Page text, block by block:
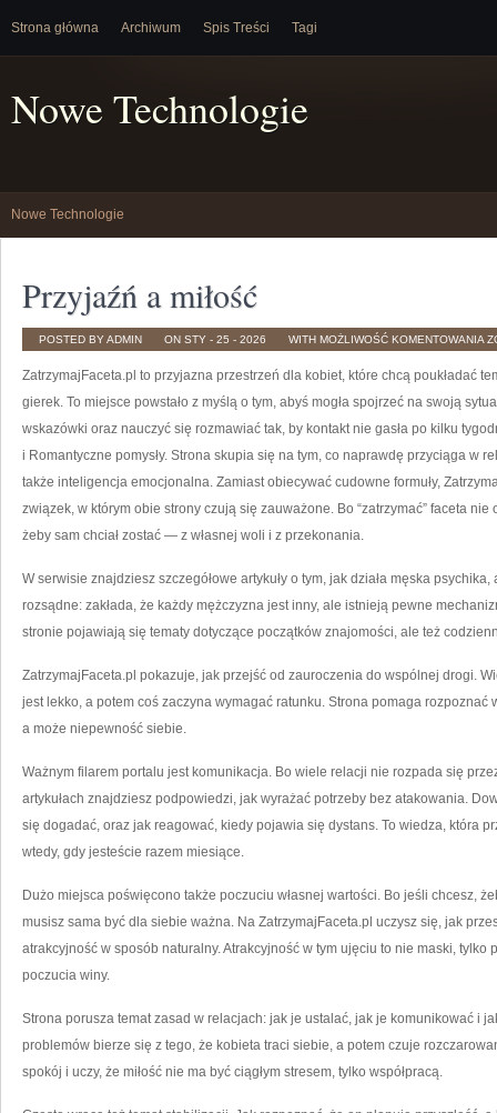
Strona główna Archiwum Spis Treści Tagi
Nowe Technologie
Nowe Technologie
Przyjaźń a miłość
POSTED BY ADMIN ON STY - 25 - 2026 WITH MOŻLIWOŚĆ KOMENTOWANIA
A
ZatrzymajFaceta.pl to przyjazna przestrzeń dla kobiet, które chcą poukładać
gierek. To miejsce powstało z myślą o tym, abyś mogła spojrzeć na swoją
wskazówki oraz nauczyć się rozmawiać tak, by kontakt nie gasła po kilku
i Romantyczne pomysły. Strona skupia się na tym, co naprawdę przyciąga w
także inteligencja emocjonalna. Zamiast obiecywać cudowne formuły,
związek, w którym obie strony czują się zauważone. Bo “zatrzymać” faceta
żeby sam chciał zostać — z własnej woli i z przekonania.
W serwisie znajdziesz szczegółowe artykuły o tym, jak działa męska
rozsądne: zakłada, że każdy mężczyzna jest inny, ale istnieją pewne
stronie pojawiają się tematy dotyczące początków znajomości, ale też
ZatrzymajFaceta.pl pokazuje, jak przejść od zauroczenia do wspólnej drogi.
jest lekko, a potem coś zaczyna wymagać ratunku. Strona pomaga
a może niepewność siebie.
Ważnym filarem portalu jest komunikacja. Bo wiele relacji nie rozpada się
artykułach znajdziesz podpowiedzi, jak wyrażać potrzeby bez atakowania.
się dogadać, oraz jak reagować, kiedy pojawia się dystans. To wiedza, która
wtedy, gdy jesteście razem miesiące.
Dużo miejsca poświęcono także poczuciu własnej wartości. Bo jeśli chcesz,
musisz sama być dla siebie ważna. Na ZatrzymajFaceta.pl uczysz się, jak
atrakcyjność w sposób naturalny. Atrakcyjność w tym ujęciu to nie maski,
poczucia winy.
Strona porusza temat zasad w relacjach: jak je ustalać, jak je komunikować i
problemów bierze się z tego, że kobieta traci siebie, a potem czuje
spokój i uczy, że miłość nie ma być ciągłym stresem, tylko współpracą.